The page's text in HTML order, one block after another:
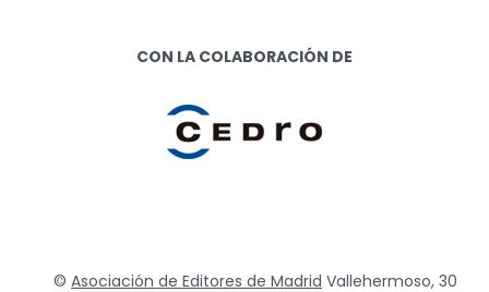
CON LA COLABORACIÓN DE
© Asociación de Editores de Madrid Vallehermoso, 30